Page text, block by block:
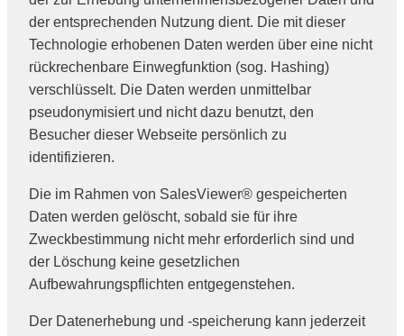
der entsprechenden Nutzung dient. Die mit dieser
Technologie erhobenen Daten werden über eine nicht
rückrechenbare Einwegfunktion (sog. Hashing)
verschlüsselt. Die Daten werden unmittelbar
pseudonymisiert und nicht dazu benutzt, den
Besucher dieser Webseite persönlich zu
identifizieren.
Die im Rahmen von SalesViewer® gespeicherten
Daten werden gelöscht, sobald sie für ihre
Zweckbestimmung nicht mehr erforderlich sind und
der Löschung keine gesetzlichen
Aufbewahrungspflichten entgegenstehen.
Der Datenerhebung und -speicherung kann jederzeit